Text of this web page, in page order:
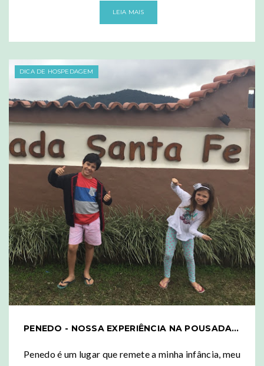
LEIA MAIS
DICA DE HOSPEDAGEM
PENEDO - NOSSA EXPERIÊNCIA NA POUSADA SANTA FÉ
Penedo é um lugar que remete a minha infância, meu